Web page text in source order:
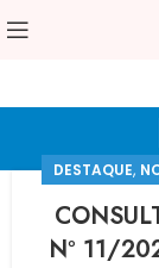
DESTAQUE,
Nº 11/